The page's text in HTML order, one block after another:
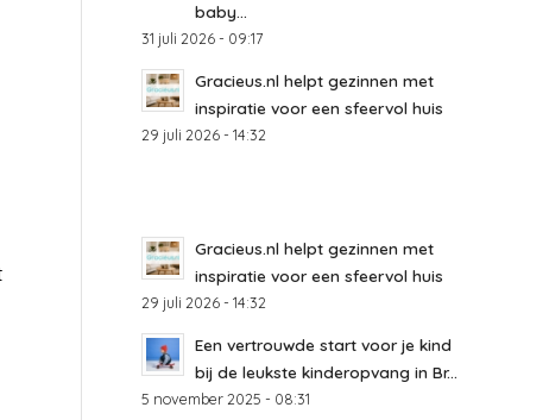
baby...
31 juli 2026 - 09:17
Gracieus.nl helpt gezinnen met
inspiratie voor een sfeervol huis
29 juli 2026 - 14:32
Gracieus.nl helpt gezinnen met
inspiratie voor een sfeervol huis
29 juli 2026 - 14:32
Een vertrouwde start voor je kind
bij de leukste kinderopvang in Br...
5 november 2025 - 08:31